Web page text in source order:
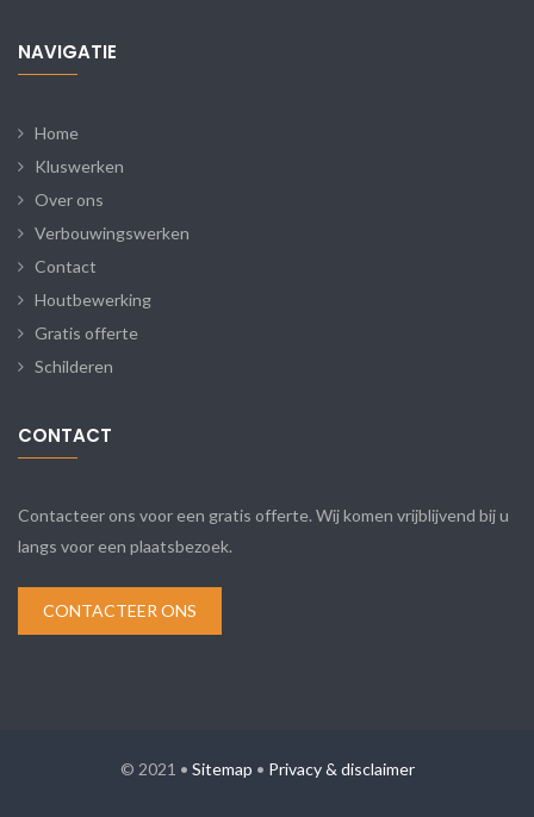
NAVIGATIE
Home
Kluswerken
Over ons
Verbouwingswerken
Contact
Houtbewerking
Gratis offerte
Schilderen
CONTACT
Contacteer ons voor een gratis offerte. Wij komen vrijblijvend bij u
langs voor een plaatsbezoek.
CONTACTEER ONS
© 2021 • Sitemap • Privacy & disclaimer